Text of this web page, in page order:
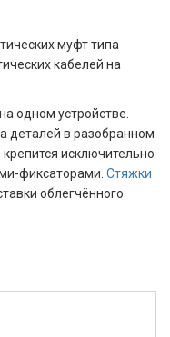
муфт типа
кабелей на
одном устройстве.
деталей в разобранном
исключительно
фиксаторами. Стяжки
облегчённого